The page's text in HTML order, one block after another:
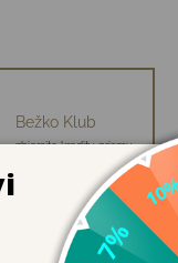
Bežko Klub
zbierajte kredity, priamu